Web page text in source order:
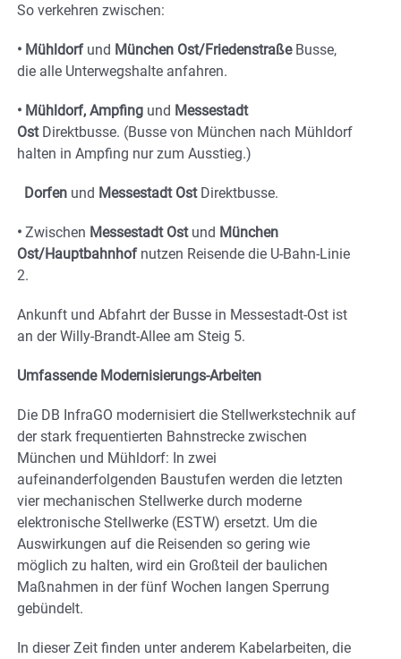
So verkehren zwischen:
• Mühldorfund München Ost/FriedenstraßeBusse,
die alle Unterwegshalte anfahren.
• Mühldorf, Ampfing und Messestadt
OstDirektbusse. (Busse von München nach Mühldorf
halten in Ampfing nur zum Ausstieg.)
Dorfen und Messestadt OstDirektbusse.
• Zwischen Messestadt Ostund München
Ost/Hauptbahnhofnutzen Reisende die U-Bahn-Linie
2.
Ankunft und Abfahrt der Busse in Messestadt-Ost ist
an der Willy-Brandt-Allee am Steig 5.
Umfassende Modernisierungs-Arbeiten
Die DB InfraGO modernisiert die Stellwerkstechnik auf
der stark frequentierten Bahnstrecke zwischen
München und Mühldorf: In zwei
aufeinanderfolgenden Baustufen werden die letzten
vier mechanischen Stellwerke durch moderne
elektronische Stellwerke (ESTW) ersetzt. Um die
Auswirkungen auf die Reisenden so gering wie
möglich zu halten, wird ein Großteil der baulichen
Maßnahmen in der fünf Wochen langen Sperrung
gebündelt.
In dieser Zeit finden unter anderem Kabelarbeiten, die